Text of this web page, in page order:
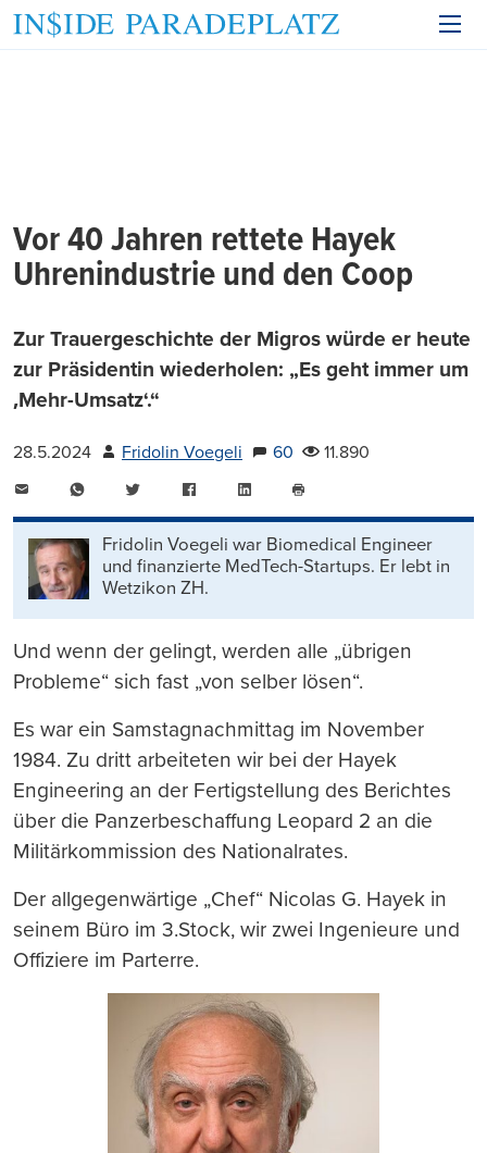
Vor 40 Jahren rettete Hayek
Uhrenindustrie und den Coop
Zur Trauergeschichte der Migros würde er heute
zur Präsidentin wiederholen: „Es geht immer um
‚Mehr-Umsatz‘.“
28.5.2024 Fridolin Voegeli 60
11.890
WhatsAppTwitter FacebookLinkedIn
drucken
Fridolin Voegeli war Biomedical Engineer
und finanzierte MedTech-Startups. Er lebt in
Wetzikon ZH.
Und wenn der gelingt, werden alle „übrigen
Probleme“ sich fast „von selber lösen“.
Es war ein Samstagnachmittag im November
1984. Zu dritt arbeiteten wir bei der Hayek
Engineering an der Fertigstellung des Berichtes
über die Panzerbeschaffung Leopard 2 an die
Militärkommission des Nationalrates.
Der allgegenwärtige „Chef“ Nicolas G. Hayek in
seinem Büro im 3.Stock, wir zwei Ingenieure und
Offiziere im Parterre.